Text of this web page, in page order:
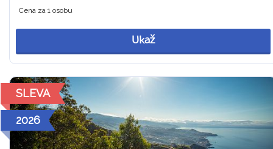
Cena za 1 osobu
Ukaž
SLEVA
2026